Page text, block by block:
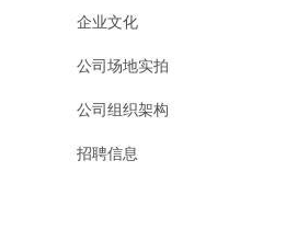
企业文化
公司场地实拍
公司组织架构
招聘信息